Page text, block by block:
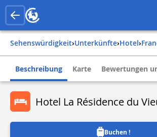
Sehenswürdigkeit› Unterkünfte› Hotel›
Beschreibung Karte Bewertungen
Hotel La Résidence du
Buchen !